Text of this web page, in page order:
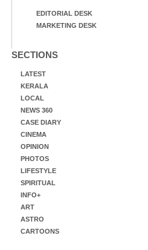
EDITORIAL DESK
MARKETING DESK
SECTIONS
LATEST
KERALA
LOCAL
NEWS 360
CASE DIARY
CINEMA
OPINION
PHOTOS
LIFESTYLE
SPIRITUAL
INFO+
ART
ASTRO
CARTOONS